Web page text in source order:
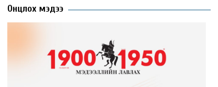
Онцлох мэдээ